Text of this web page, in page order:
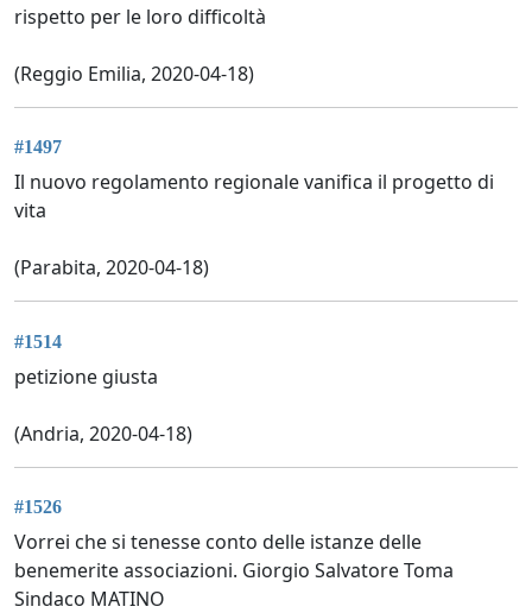
rispetto per le loro difficoltà
(Reggio Emilia, 2020-04-18)
#1497
Il nuovo regolamento regionale vanifica il progetto di
vita
(Parabita, 2020-04-18)
#1514
petizione giusta
(Andria, 2020-04-18)
#1526
Vorrei che si tenesse conto delle istanze delle
benemerite associazioni. Giorgio Salvatore Toma
Sindaco MATINO